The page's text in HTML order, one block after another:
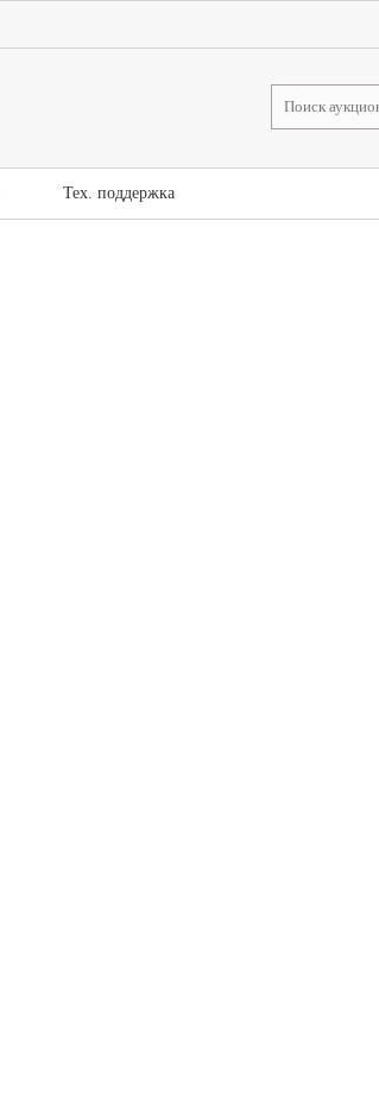
Тех. поддержка